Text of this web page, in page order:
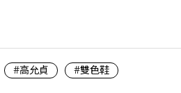
#高允貞 #雙色鞋